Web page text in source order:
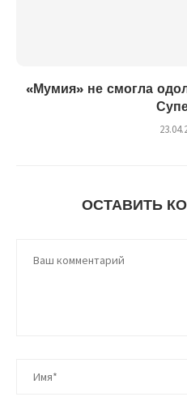
«Мумия» не смогла
ОСТАВИТЬ